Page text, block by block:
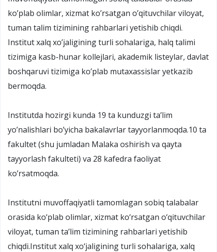
ko’plab olimlar, xizmat ko’rsatgan o’qituvchilar viloyat,
tuman talim tizimining rahbarlari yetishib chiqdi.
Institut xalq xo’jaligining turli sohalariga, halq talimi
tizimiga kasb-hunar kollejlari, akademik listeylar, davlat
boshqaruvi tizimiga ko’plab mutaxassislar yetkazib
bermoqda.
Institutda hozirgi kunda 19 ta kunduzgi ta’lim
yo’nalishlari bo’yicha bakalavrlar tayyorlanmoqda.10 ta
fakultet (shu jumladan Malaka oshirish va qayta
tayyorlash fakulteti) va 28 kafedra faoliyat
ko’rsatmoqda.
Institutni muvoffaqiyatli tamomlagan sobiq talabalar
orasida ko‘plab olimlar, xizmat ko‘rsatgan o‘qituvchilar
viloyat, tuman ta’lim tizimining rahbarlari yetishib
chiqdi.Institut xalq xo‘jaligining turli sohalariga, xalq